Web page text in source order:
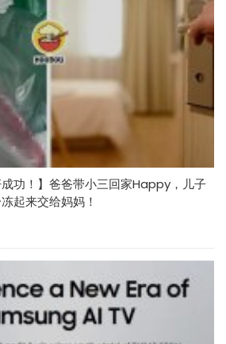
成功！】爸爸带小三回家Happy，儿子
起来交给妈妈！